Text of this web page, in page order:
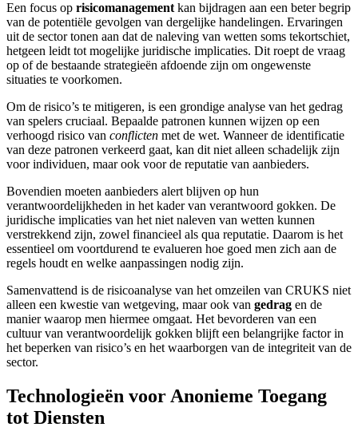
Een focus op risicomanagement kan bijdragen aan een beter begrip
van de potentiële gevolgen van dergelijke handelingen. Ervaringen
uit de sector tonen aan dat de naleving van wetten soms tekortschiet,
hetgeen leidt tot mogelijke juridische implicaties. Dit roept de vraag
op of de bestaande strategieën afdoende zijn om ongewenste
situaties te voorkomen.
Om de risico’s te mitigeren, is een grondige analyse van het gedrag
van spelers cruciaal. Bepaalde patronen kunnen wijzen op een
verhoogd risico van conflicten met de wet. Wanneer de identificatie
van deze patronen verkeerd gaat, kan dit niet alleen schadelijk zijn
voor individuen, maar ook voor de reputatie van aanbieders.
Bovendien moeten aanbieders alert blijven op hun
verantwoordelijkheden in het kader van verantwoord gokken. De
juridische implicaties van het niet naleven van wetten kunnen
verstrekkend zijn, zowel financieel als qua reputatie. Daarom is het
essentieel om voortdurend te evalueren hoe goed men zich aan de
regels houdt en welke aanpassingen nodig zijn.
Samenvattend is de risicoanalyse van het omzeilen van CRUKS niet
alleen een kwestie van wetgeving, maar ook van gedrag en de
manier waarop men hiermee omgaat. Het bevorderen van een
cultuur van verantwoordelijk gokken blijft een belangrijke factor in
het beperken van risico’s en het waarborgen van de integriteit van de
sector.
Technologieën voor Anonieme Toegang
tot Diensten